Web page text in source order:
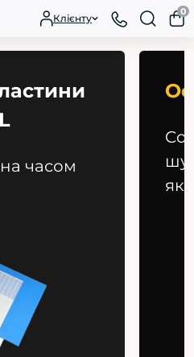
Клієнту
0
гума
- вибір тих, хто
баланс